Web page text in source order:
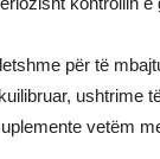
për të
ushtrime
vetëm